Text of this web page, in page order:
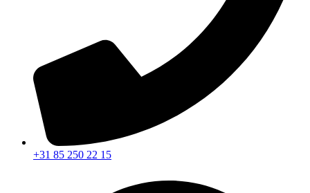
+31 85 250 22 15